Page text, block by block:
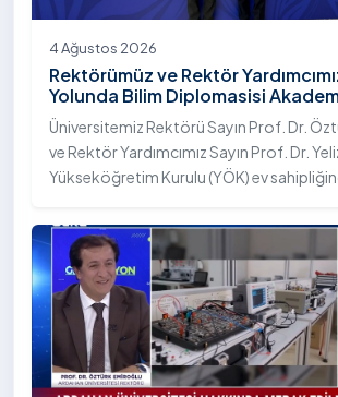
4 Ağustos 2026
Rektörümüz ve Rektör
Yolunda Bilim Diplomasisi
Toplantısına Katıldı
Üniversitemiz Rektörü Sayın Prof. Dr.
ve Rektör Yardımcımız Sayın Prof. Dr.
Yükseköğretim Kurulu (YÖK) ev
Bilim Diplomasisi: Akademi Lansmanı”
katıldı.